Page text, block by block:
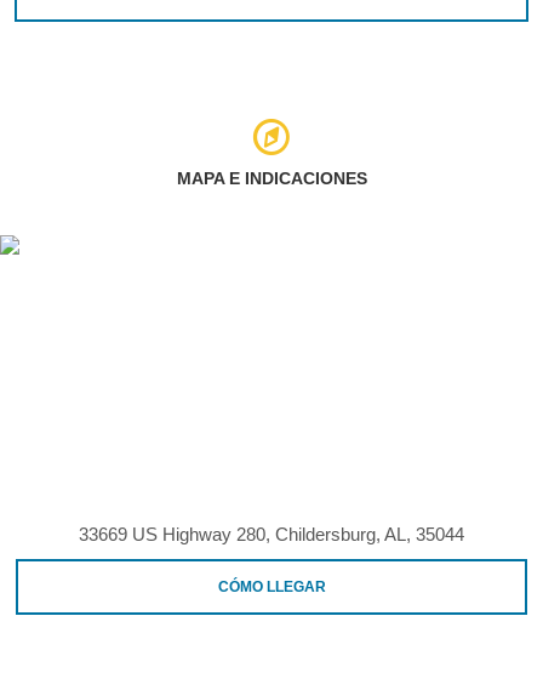
MAPA E INDICACIONES
33669 US Highway 280, Childersburg, AL, 35044
CÓMO LLEGAR